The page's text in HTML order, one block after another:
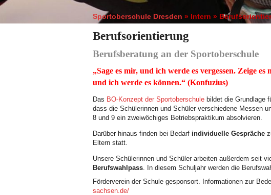
Sportoberschule Dresden » Intern »
Berufsorientierung
Berufsberatung an der Sportoberschule
„Sage es mir, und ich werde es vergessen. Zeige es
und ich werde es können.“ (Konfuzius)
Das BO-Konzept der Sportoberschulebildet die Grundlage
dass die Schülerinnen und Schüler verschiedene Messen
8 und 9 ein zweiwöchiges Betriebspraktikum absolvieren.
Darüber hinaus finden bei Bedarf individuelle Gespräche
Eltern statt.
Unsere Schülerinnen und Schüler arbeiten außerdem seit
Berufswahlpass. In diesem Schuljahr werden die
Förderverein der Schule gesponsort. Informationen zur
sachsen.de/